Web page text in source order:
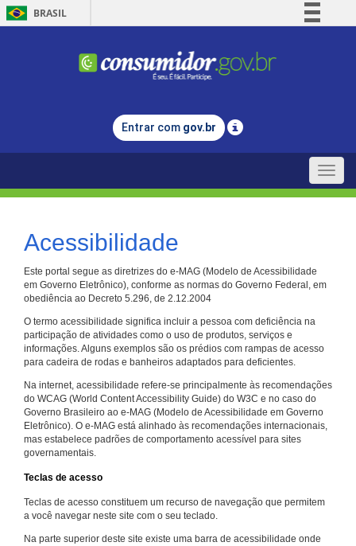
BRASIL
Comunica BR
Legislação
Entrar com gov.br
Toggle
Acessibilidade
Este portal segue as diretrizes do e-MAG (Modelo de Acessibilidade
em Governo Eletrônico), conforme as normas do Governo Federal, em
obediência ao Decreto 5.296, de 2.12.2004
O termo acessibilidade significa incluir a pessoa com deficiência na
participação de atividades como o uso de produtos, serviços e
informações. Alguns exemplos são os prédios com rampas de acesso
para cadeira de rodas e banheiros adaptados para deficientes.
Na internet, acessibilidade refere-se principalmente às recomendações
do WCAG (World Content Accessibility Guide) do W3C e no caso do
Governo Brasileiro ao e-MAG (Modelo de Acessibilidade em Governo
Eletrônico). O e-MAG está alinhado às recomendações internacionais,
mas estabelece padrões de comportamento acessível para sites
governamentais.
Teclas de acesso
Teclas de acesso constituem um recurso de navegação que permitem
a você navegar neste site com o seu teclado.
Na parte superior deste site existe uma barra de acessibilidade onde